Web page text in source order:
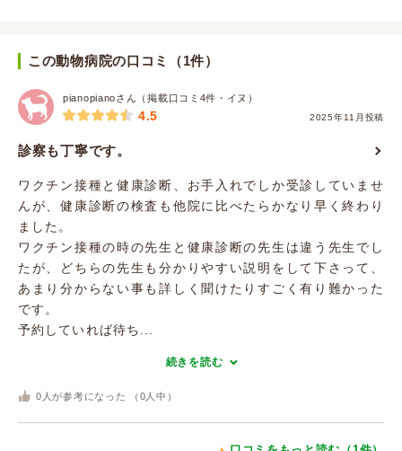
この動物病院の口コミ（1件）
pianopianoさん（掲載口コミ4件・イヌ）
2025年11月投稿
4.5
診察も丁寧です。
ワクチン接種と健康診断、お手入れでしか受診していませ
んが、健康診断の検査も他院に比べたらかなり早く終わり
ました。
ワクチン接種の時の先生と健康診断の先生は違う先生でし
たが、どちらの先生も分かりやすい説明をして下さって、
あまり分からない事も詳しく聞けたりすごく有り難かった
です。
予約していれば待ち...
続きを読む
0 人が参考になった （ 0 人中）